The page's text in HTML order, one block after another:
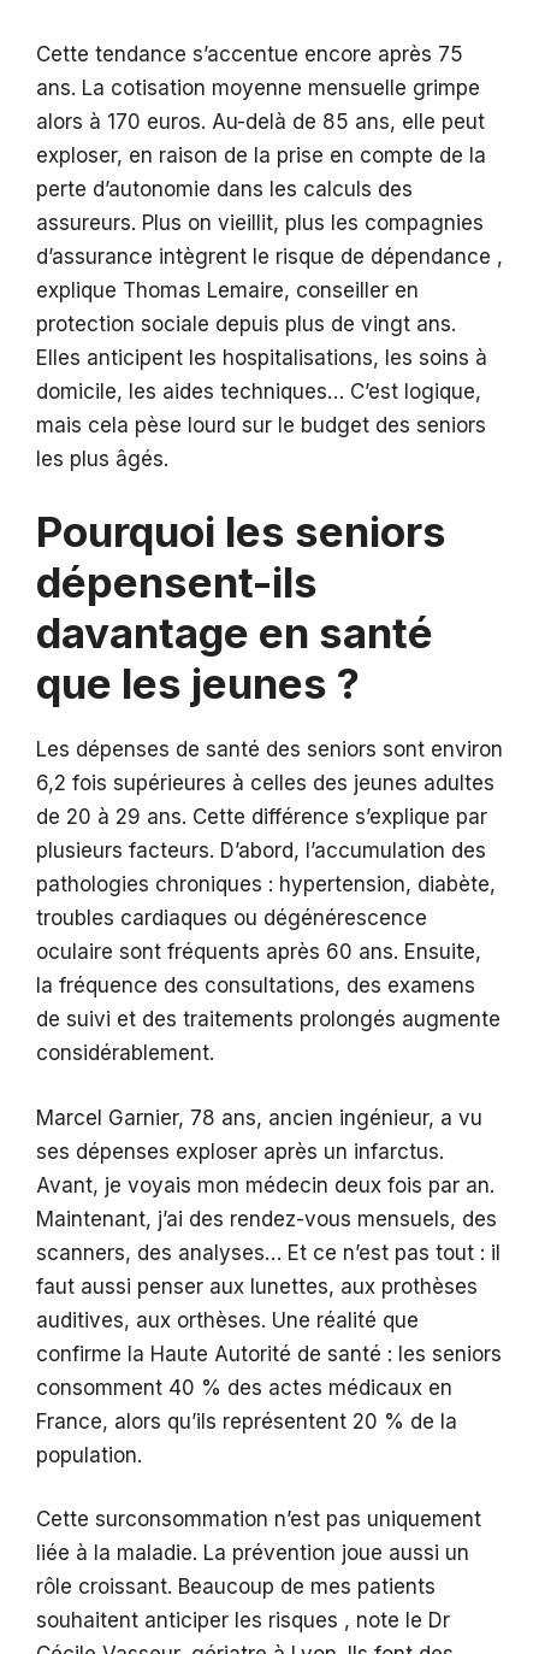
Cette tendance s’accentue encore après 75
ans. La cotisation moyenne mensuelle grimpe
alors à 170 euros. Au-delà de 85 ans, elle peut
exploser, en raison de la prise en compte de la
perte d’autonomie dans les calculs des
assureurs. Plus on vieillit, plus les compagnies
d’assurance intègrent le risque de dépendance ,
explique Thomas Lemaire, conseiller en
protection sociale depuis plus de vingt ans.
Elles anticipent les hospitalisations, les soins à
domicile, les aides techniques… C’est logique,
mais cela pèse lourd sur le budget des seniors
les plus âgés.
Pourquoi les seniors
dépensent-ils
davantage en santé
que les jeunes ?
Les dépenses de santé des seniors sont environ
6,2 fois supérieures à celles des jeunes adultes
de 20 à 29 ans. Cette différence s’explique par
plusieurs facteurs. D’abord, l’accumulation des
pathologies chroniques : hypertension, diabète,
troubles cardiaques ou dégénérescence
oculaire sont fréquents après 60 ans. Ensuite,
la fréquence des consultations, des examens
de suivi et des traitements prolongés augmente
considérablement.
Marcel Garnier, 78 ans, ancien ingénieur, a vu
ses dépenses exploser après un infarctus.
Avant, je voyais mon médecin deux fois par an.
Maintenant, j’ai des rendez-vous mensuels, des
scanners, des analyses… Et ce n’est pas tout : il
faut aussi penser aux lunettes, aux prothèses
auditives, aux orthèses. Une réalité que
confirme la Haute Autorité de santé : les seniors
consomment 40 % des actes médicaux en
France, alors qu’ils représentent 20 % de la
population.
Cette surconsommation n’est pas uniquement
liée à la maladie. La prévention joue aussi un
rôle croissant. Beaucoup de mes patients
souhaitent anticiper les risques , note le Dr